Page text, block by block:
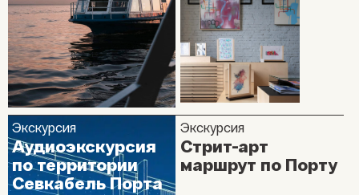
Экскурсия
Аудиоэкскурсия
по территории
Севкабель Порта
Экскурсия
Стрит-арт
маршрут по Порту